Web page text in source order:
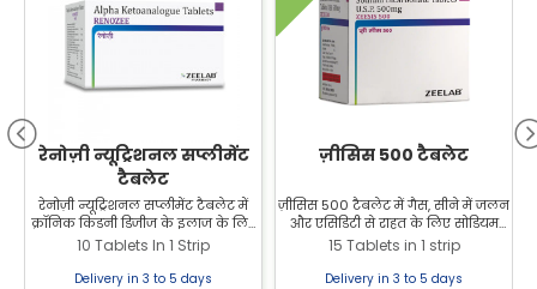
रेनोज़ी न्यूट्रिशनल सप्लीमेंट
टैबलेट
रेनोज़ी न्यूट्रिशनल सप्लीमेंट टैबलेट में
क्रॉनिक किडनी डिजीज के इलाज के लिए
अल्फा कीटोएनालॉग होता है। Zeelab
Pharmacy से सबसे अच्छी कीमत पर
खरीदें।
10 Tablets In 1 Strip
Delivery in 3 to 5 days
ज़ीसिस 500 टैबलेट
ज़ीसिस 500 टैबलेट में गैस, सीने में जलन
और एसिडिटी से राहत के लिए सोडियम
बाइकार्बोनेट होता है। तेज डिलीवरी और
बेहतर कीमतों के लिए Zeelab
Pharmacy से Zeesis 500 खरीदें।
15 Tablets in 1 strip
Delivery in 3 to 5 days